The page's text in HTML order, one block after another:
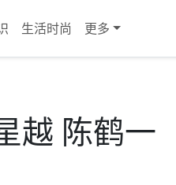
生活时尚 更多
越 陈鹤一